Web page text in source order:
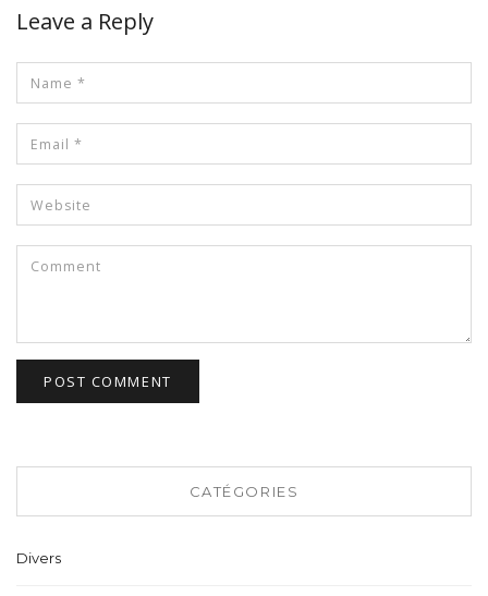
Leave a Reply
CATÉGORIES
Divers